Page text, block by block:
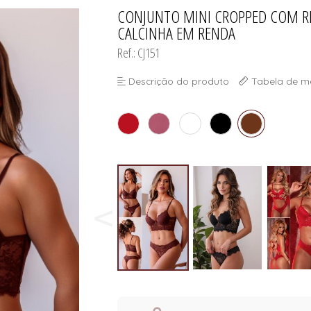
TODOS DE MODA
TODOS DE
TODOS DE
TODOS DE
CONJUNTO MINI CROPPED COM
CALCINHA EM RENDA
Ref.: CJ151
Descrição do produto Tabela de